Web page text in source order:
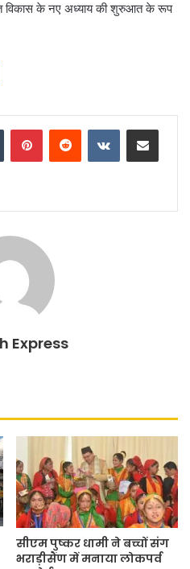
विकास के नए अध्याय की शुरुआत के रूप
ar
Express
सीएम पुष्कर धामी ने बच्चों संग
भराड़ीसैंण में मनाया लोकपर्व